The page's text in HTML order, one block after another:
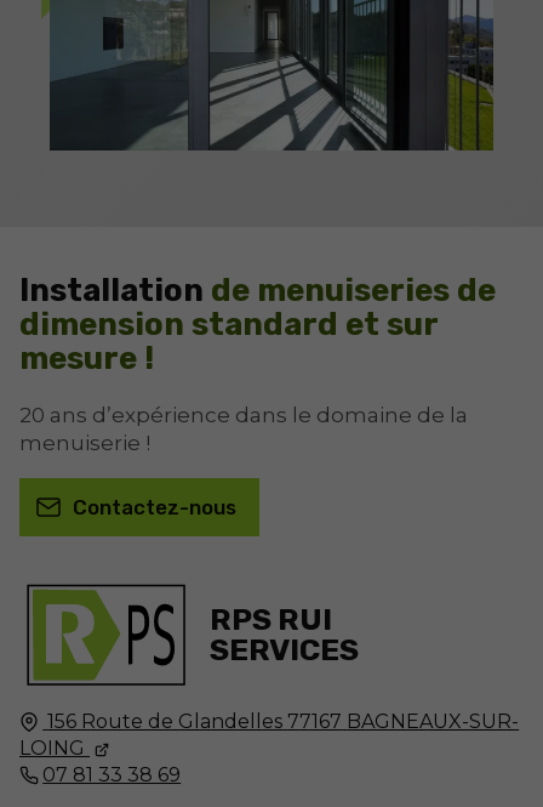
RPS RUI
SERVICES
156 Route de Glandelles 77167 BAGNEAUX-SUR-
LOING
07 81 33 38 69
Installation de menuiseries de
dimension standard et sur
mesure !
20 ans d’expérience dans le domaine de la
menuiserie !
Contactez-nous